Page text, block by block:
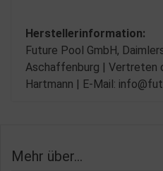
Herstellerinformation:
Future Pool GmbH,
Aschaffenburg | Vertreten
Hartmann | E-Mail:
Mehr über...